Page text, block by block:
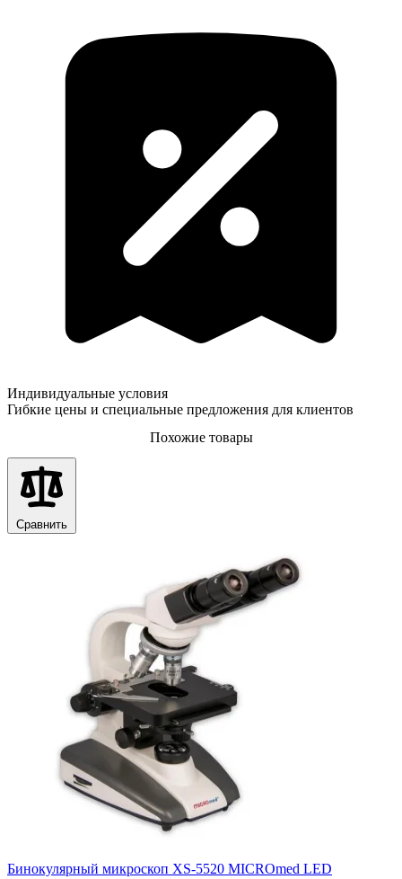
Индивидуальные условия
Гибкие цены и специальные предложения для клиентов
Похожие товары
Сравнить
Бинокулярный микроскоп XS-5520 MICROmed LED